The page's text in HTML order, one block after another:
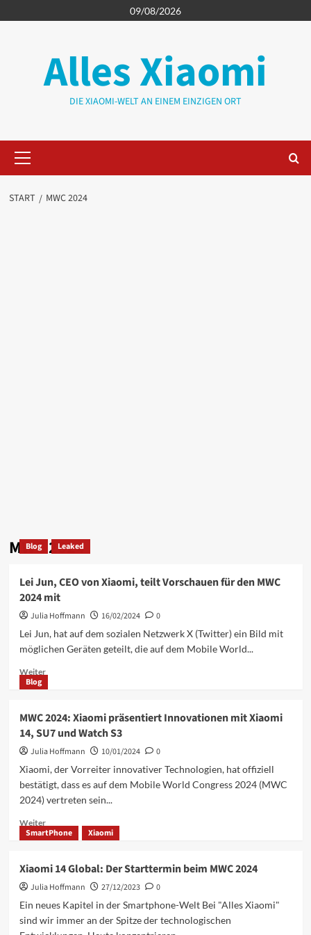
Inhalt
09/08/2026
Alles Xiaomi
DIE XIAOMI-WELT AN EINEM EINZIGEN ORT
Menü
START MWC 2024
MWC 2024
Blog Leaked
Lei Jun, CEO von Xiaomi, teilt Vorschauen für den MWC
2024 mit
Julia Hoffmann 16/02/2024
0
Lei Jun, hat auf dem sozialen Netzwerk X (Twitter) ein Bild mit
möglichen Geräten geteilt, die auf dem Mobile World...
WeiterMehr
Jun,
CEO
von
teilt
Vorschauen
für
MWC
2024
Blog
MWC 2024: Xiaomi präsentiert Innovationen mit Xiaomi
14, SU7 und Watch S3
Julia Hoffmann 10/01/2024
0
Xiaomi, der Vorreiter innovativer Technologien, hat offiziell
bestätigt, dass es auf dem Mobile World Congress 2024 (MWC
2024) vertreten sein...
WeiterMehr
Informationen
2024:
Xiaomi
präsentiert
Innovationen
mit
SmartPhone Xiaomi
Xiaomi 14 Global: Der Starttermin beim MWC 2024
Julia Hoffmann 27/12/2023
0
Ein neues Kapitel in der Smartphone-Welt Bei "Alles Xiaomi"
sind wir immer an der Spitze der technologischen